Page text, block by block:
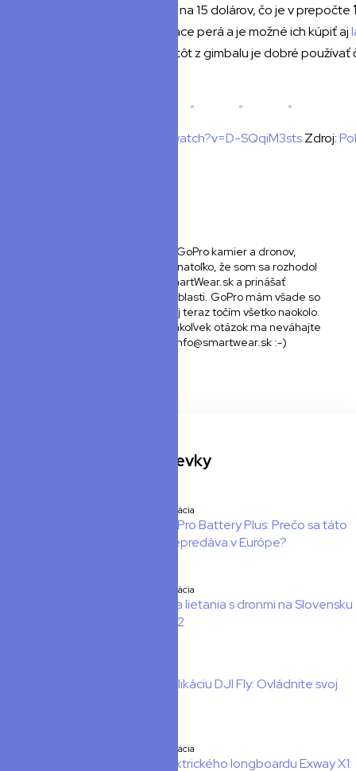
pera DronPen je stanovená na 15 dolárov, čo je v prepočte
trhu sú už dávno rôzne čistiace perá a je možné ich kúpiť aj
odstránenie prachu a nečistôt z gimbalu je dobré používať
https://www.youtube.com/watch?v=D-SQqiM3stsZdroj:
Som fanúšikom GoPro kamier a dronov,
ktoré ma očarili natoľko, že som sa rozhodol
založiť portál SmartWear.sk a prinášať
novinky z tejto oblasti. GoPro mám všade so
sebou a určite aj teraz točím všetko naokolo.
V prípade akýchkoľvek otázok ma neváhajte
kontaktovať na info@smartwear.sk :-)
Najčítanejšie príspevky
Staršia publikácia
DJI Mini 3 Pro Battery Plus: Prečo sa táto
batéria nepredáva v Európe?
Staršia publikácia
Legislatíva lietania s dronmi na Slovensku
2021/2022
Návod na aplikáciu DJI Fly: Ovládnite svoj
Staršia publikácia
Servis elektrického longboardu Exway X1: